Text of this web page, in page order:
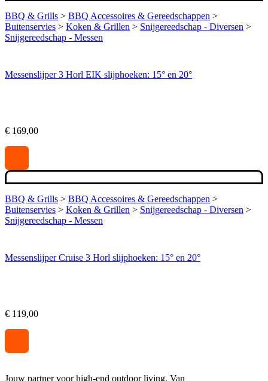
BBQ & Grills > BBQ Accessoires & Gereedschappen >
Buitenservies > Koken & Grillen > Snijgereedschap - Diversen >
Snijgereedschap - Messen
Messenslijper 3 Horl EIK slijphoeken: 15° en 20°
€ 169,00
BBQ & Grills > BBQ Accessoires & Gereedschappen >
Buitenservies > Koken & Grillen > Snijgereedschap - Diversen >
Snijgereedschap - Messen
Messenslijper Cruise 3 Horl slijphoeken: 15° en 20°
€ 119,00
Jouw partner voor high-end outdoor living. Van